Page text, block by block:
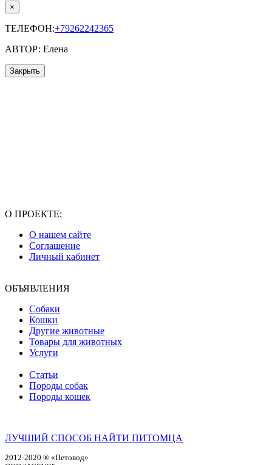
×
ТЕЛЕФОН:+79262242365
АВТОР: Елена
Закрыть
О ПРОЕКТЕ:
О нашем сайте
Соглашение
Личный кабинет
ОБЪЯВЛЕНИЯ
Собаки
Кошки
Другие животные
Товары для животных
Услуги
Статьи
Породы собак
Породы кошек
ЛУЧШИЙ СПОСОБ НАЙТИ ПИТОМЦА
2012-2020 ® «Петовод»